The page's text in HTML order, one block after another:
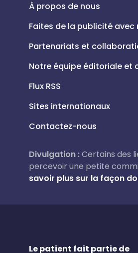
À propos de nous
Faites de la publicité avec
Partenariats et
Notre équipe éditoriale et
Flux RSS
Sites internationaux
Contactez-nous
Divulgation :Certains des
percevoir une petite
savoir plus sur la façon
Le patient fait partie de